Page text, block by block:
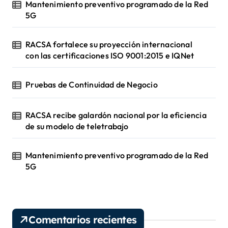
Mantenimiento preventivo programado de la Red
5G
RACSA fortalece su proyección internacional
con las certificaciones ISO 9001:2015 e IQNet
Pruebas de Continuidad de Negocio
RACSA recibe galardón nacional por la eficiencia
de su modelo de teletrabajo
Mantenimiento preventivo programado de la Red
5G
Comentarios recientes